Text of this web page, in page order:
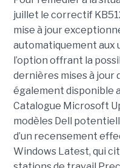
juillet le correctif
mise à jour
automatiquement aux
l’option offrant la
dernières mises à jour
également disponible
Catalogue Microsoft
modèles Dell
d’un recensement
Windows Latest, qui